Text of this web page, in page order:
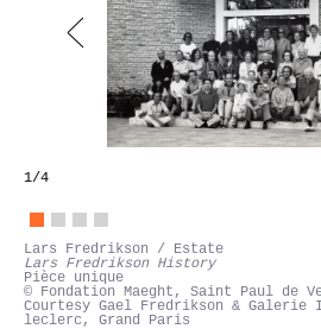
1/4
Lars Fredrikson / Estate
Lars Fredrikson History
Pièce unique
© Fondation Maeght, Saint Paul de
Courtesy Gael Fredrikson &
leclerc, Grand Paris